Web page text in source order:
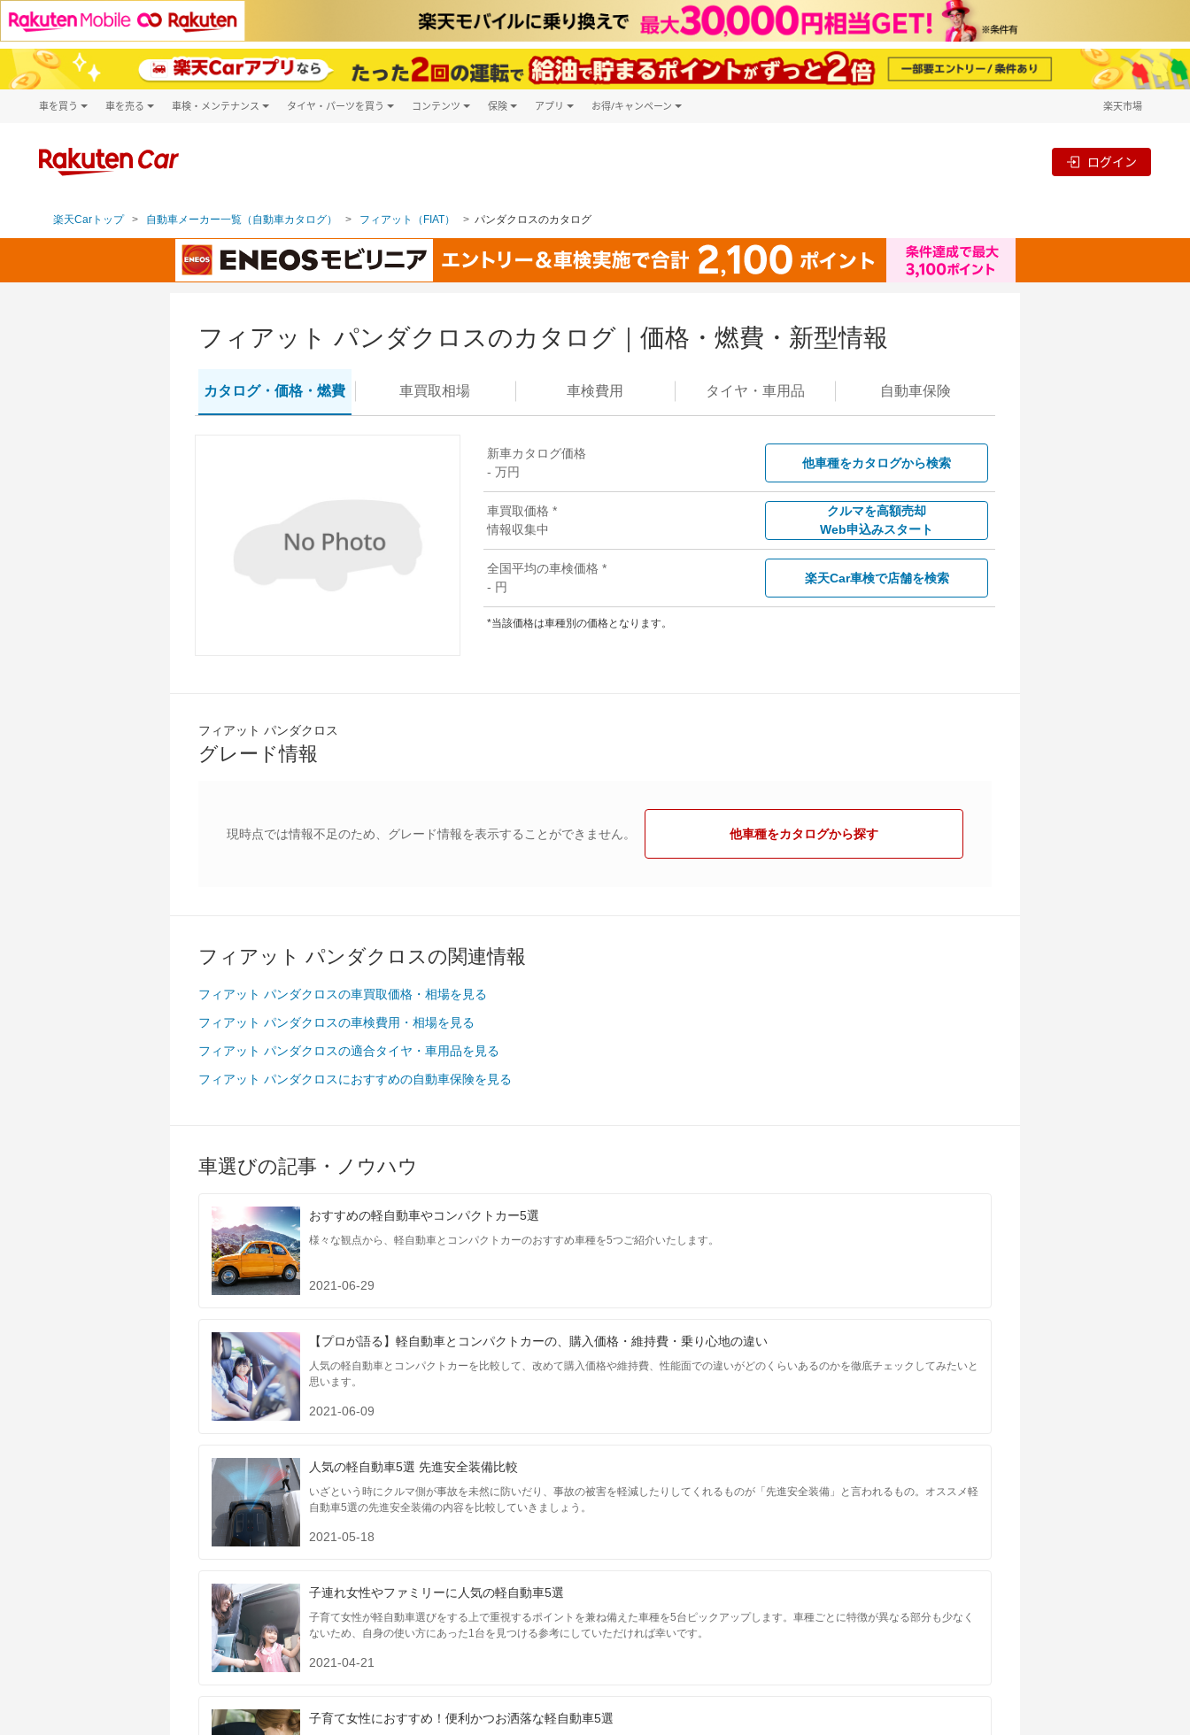
車を買う
新車
車を売る 車検・メンテナンス タイヤ・パーツを買う コンテンツ 保険 アプリ お得/キャンペーン 楽天市場
ログイン
楽天Carトップ 自動車メーカー一覧（自動車カタログ） フィアット（FIAT） パンダクロスのカタログ
フィアット パンダクロスのカタログ｜価格・燃費・新型情報
カタログ・価格・燃費 車買取相場 車検費用 タイヤ・ 車用品 自動車保険
新車カタログ価格
- 万円
他車種をカタログから検索
車買取価格 *
情報収集中
クルマを高額売却
Web申込みスタート
全国平均の車検価格 *
- 円
楽天Car車検で店舗を検索
*当該価格は車種別の価格となります。
フィアット パンダクロス
グレード情報
現時点では情報不足のため、グレード情報を表示することができません。 他車種をカタログから探す
フィアット パンダクロスの関連情報
フィアット パンダクロスの車買取価格・相場を見る
フィアット パンダクロスの車検費用・相場を見る
フィアット パンダクロスの適合タイヤ・車用品を見る
フィアット パンダクロスにおすすめの自動車保険を見る
車選びの記事・ノウハウ
おすすめの軽自動車やコンパクトカー5選
様々な観点から、軽自動車とコンパクトカーのおすすめ車種を5つご紹介いたします。
2021-06-29
【プロが語る】軽自動車とコンパクトカーの、購入価格・維持費・乗り心地の違い
人気の軽自動車とコンパクトカーを比較して、改めて購入価格や維持費、性能面での違いがどのくらいあるのかを徹底チェックしてみたいと
思います。
2021-06-09
人気の軽自動車5選 先進安全装備比較
いざという時にクルマ側が事故を未然に防いだり、事故の被害を軽減したりしてくれるものが「先進安全装備」と言われるもの。オススメ軽
自動車5選の先進安全装備の内容を比較していきましょう。
2021-05-18
子連れ女性やファミリーに人気の軽自動車5選
子育て女性が軽自動車選びをする上で重視するポイントを兼ね備えた車種を5台ピックアップします。車種ごとに特徴が異なる部分も少なく
ないため、自身の使い方にあった1台を見つける参考にしていただければ幸いです。
2021-04-21
子育て女性におすすめ！便利かつお洒落な軽自動車5選